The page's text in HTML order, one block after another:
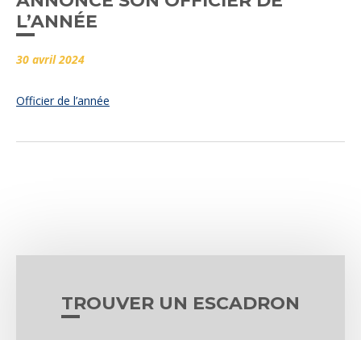
L’ANNÉE
30 avril 2024
Officier de l’année
TROUVER UN ESCADRON